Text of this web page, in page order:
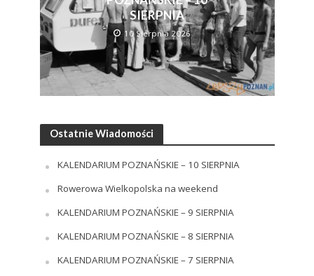
SIERPNIA
10 Sierpnia 2026
Ostatnie Wiadomości
KALENDARIUM POZNAŃSKIE – 10 SIERPNIA
Rowerowa Wielkopolska na weekend
KALENDARIUM POZNAŃSKIE – 9 SIERPNIA
KALENDARIUM POZNAŃSKIE – 8 SIERPNIA
KALENDARIUM POZNAŃSKIE – 7 SIERPNIA